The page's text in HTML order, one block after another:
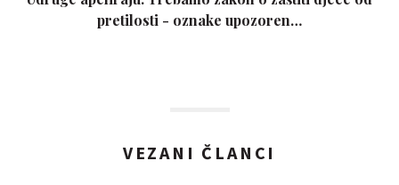
pretilosti - oznake upozoren…
VEZANI ČLANCI